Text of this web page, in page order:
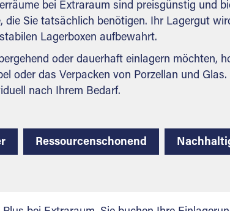
bei Extraraum sind preisgünstig und
die Sie tatsächlich benötigen. Ihr Lagergut
Lagerboxen aufbewahrt.
oder dauerhaft einlagern möchten,
oder das Verpacken von Porzellan und Glas.
nach Ihrem Bedarf.
Ressourcenschonend